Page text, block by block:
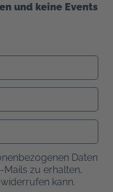
und keine Events
Daten
zu erhalten,
kann.